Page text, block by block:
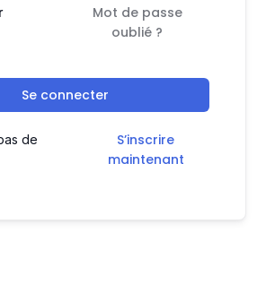
Mot de passe
oublié ?
Se connecter
de
S’inscrire
maintenant